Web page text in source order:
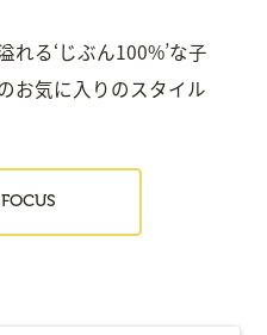
れる‘じぶん100%’な子
お気に入りのスタイル